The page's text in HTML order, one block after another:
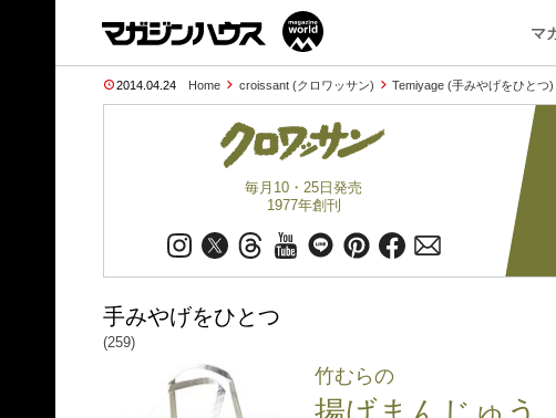
マ
2014.04.24 Home croissant (クロワッサン) Temiyage (手みやげをひとつ)
毎月10・25日発売
1977年創刊
手みやげをひとつ
(259)
竹むらの